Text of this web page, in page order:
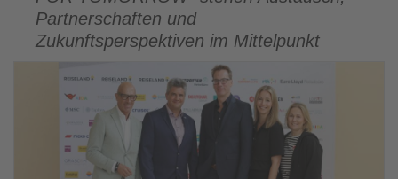
ist!Partnerschaften und
Zukunftsperspektiven im Mittelpunkt